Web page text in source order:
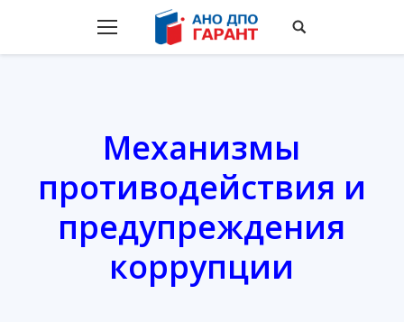
Механизмы
противодействия и
предупреждения
коррупции